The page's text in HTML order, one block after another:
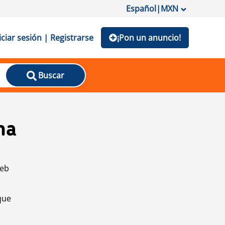
Español|MXN
sesión | Registrarse ¡Pon un anuncio!
Buscar